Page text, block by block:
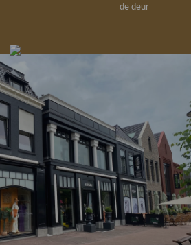
de deur
Gratis retourneren in
de winkel
Deskundig
kledingadvies